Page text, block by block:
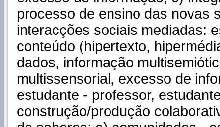
processo de ensino das novas
interacções sociais mediadas:
conteúdo (hipertexto,
dados, informação
multissensorial, excesso de
estudante - professor,
construção/produção